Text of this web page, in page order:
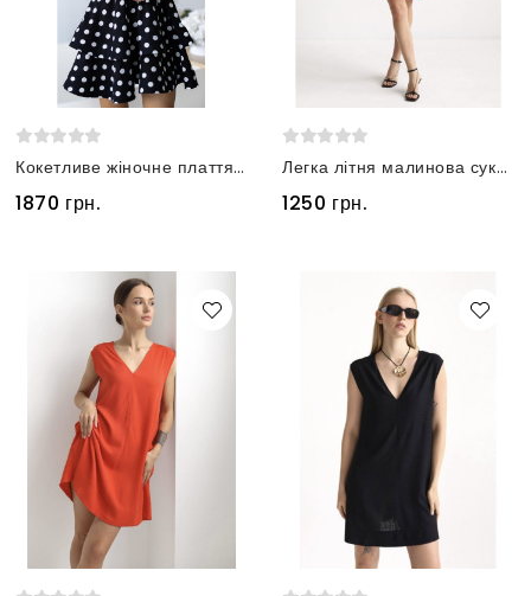
Кокетливе жіночне плаття з льону чорне у горох
1870 грн.
Легка літня малинова сукня з льону вільного крою
1250 грн.